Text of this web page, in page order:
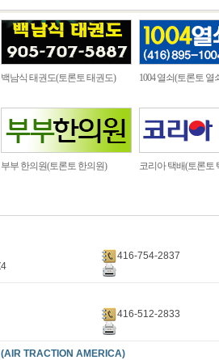
백남식 태권도(토론토 태권도) 1004 열쇠(토론토 열
부부 한의원(토론토 한의원) 코리아 택배(토론토
416-754-2837
416-512-2833
TRACTION AMERICA)